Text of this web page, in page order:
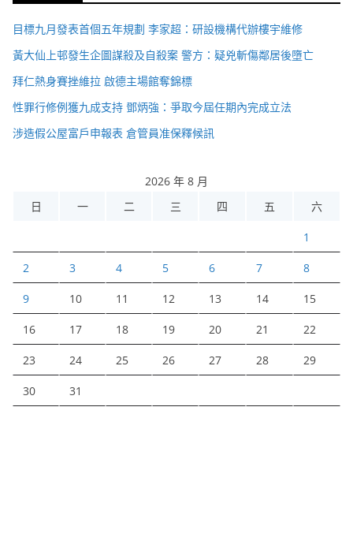
目標九月發表首個五年規劃 李家超：研設機構代辦樓宇維修
黃大仙上邨發生企圖謀殺及自殺案 警方：疑兇斬傷鄰居後墮亡
拜仁熱身賽挫維拉 啟德主場館奪錦標
性罪行修例獲九成支持 鄧炳強：爭取今屆任期內完成立法
涉造假公屋富戶申報表 倉管員准保釋候訊
2026 年 8 月
日
一 二 三 四 五 六
1
2 3 4 5 6 7 8
9 10 11 12 13 14 15
16 17 18 19 20 21 22
23 24 25 26 27 28 29
30 31